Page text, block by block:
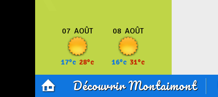
07 AOÛT
17°c 28°c
08 AOÛT
16°c 31°c
Découvrir Montaimont